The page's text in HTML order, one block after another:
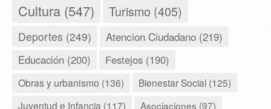
Cultura (547) Turismo (405)
Deportes (249) Atencion Ciudadano (219)
Educación (200) Festejos (190)
Obras y urbanismo (136)
Bienestar Social (125)
Juventud e Infancia (117)
Asociaciones (97)